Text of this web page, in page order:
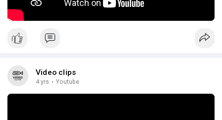
Video clips
4 yrs · Youtube